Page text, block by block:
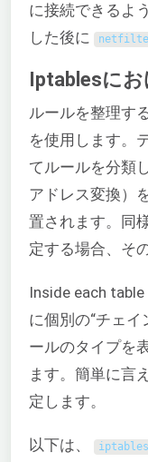
に接続できるよ
した後に
Iptablesに
ルールを整理す
を使用します。
てルールを分類
アドレス変換）
置されます。同
定する場合、そ
Inside each
に個別の“チェ
ールのタイプを
ます。簡単に言
定します。
以下は、 iptables